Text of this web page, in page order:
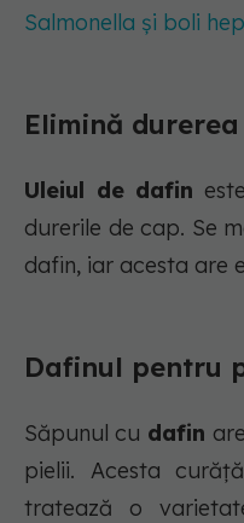
Salmonella și boli
Elimină
Uleiul de dafin
durerile de cap. Se
dafin, iar acesta are
Dafinul pentru
Săpunul cu dafin
pielii. Acesta
tratează o